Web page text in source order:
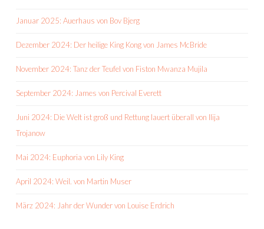
Januar 2025: Auerhaus von Bov Bjerg
Dezember 2024: Der heilige King Kong von James McBride
November 2024: Tanz der Teufel von Fiston Mwanza Mujila
September 2024: James von Percival Everett
Juni 2024: Die Welt ist groß und Rettung lauert überall von Ilija
Trojanow
Mai 2024: Euphoria von Lily King
April 2024: Weil. von Martin Muser
März 2024: Jahr der Wunder von Louise Erdrich